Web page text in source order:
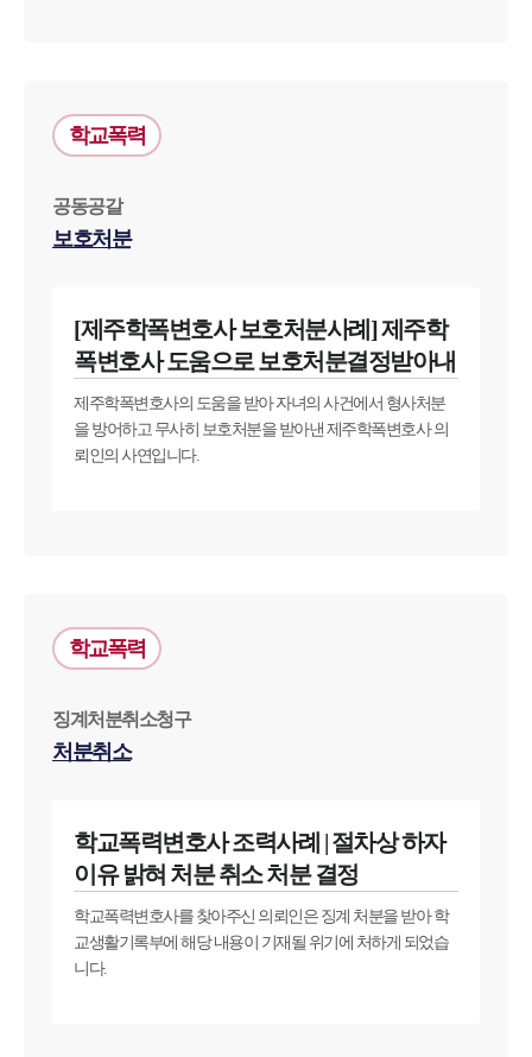
AI대륜
업무사례
학교폭력
공동공갈
보호처분
[제주학폭변호사 보호처분사례] 제주학
폭변호사 도움으로 보호처분결정받아내
제주학폭변호사의 도움을 받아 자녀의 사건에서 형사처분
을 방어하고 무사히 보호처분을 받아낸 제주학폭변호사 의
뢰인의 사연입니다.
학교폭력
징계처분취소청구
처분취소
학교폭력변호사 조력사례 | 절차상 하자
이유 밝혀 처분 취소 처분 결정
학교폭력변호사를 찾아주신 의뢰인은 징계 처분을 받아 학
교생활기록부에 해당 내용이 기재될 위기에 처하게 되었습
니다.